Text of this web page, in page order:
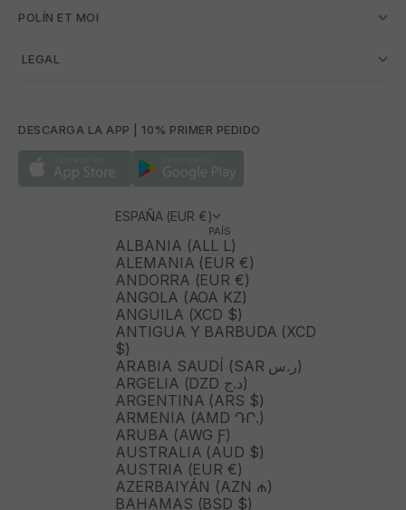
POLÍN ET MOI
­ LEGAL
DESCARGA LA APP | 10% PRIMER PEDIDO
ESPAÑA (EUR €)
PAÍS
ALBANIA (ALL L)
ALEMANIA (EUR €)
ANDORRA (EUR €)
ANGOLA (AOA KZ)
ANGUILA (XCD $)
ANTIGUA Y BARBUDA (XCD
$)
ARABIA SAUDÍ (SAR ر.س)
ARGELIA (DZD د.ج)
ARGENTINA (ARS $)
ARMENIA (AMD ԴՐ.)
ARUBA (AWG Ƒ)
AUSTRALIA (AUD $)
AUSTRIA (EUR €)
AZERBAIYÁN (AZN ₼)
BAHAMAS (BSD $)